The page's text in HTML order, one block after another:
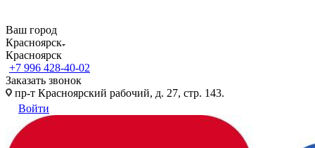
Ваш город
Красноярск
Красноярск
+7 996 428-40-02
Заказать звонок
пр-т Красноярский рабочий, д. 27, стр. 143.
Войти